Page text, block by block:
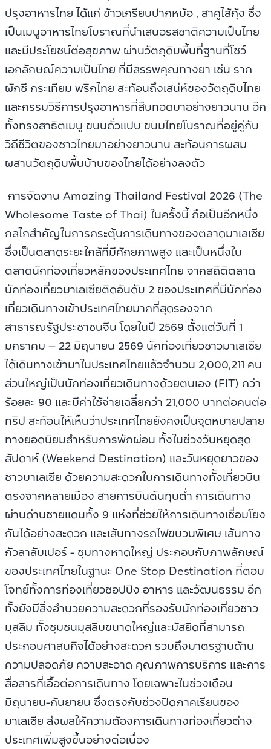
ปรุงอาหารไทย ได้แก่ ข้าวเกรียบปากหม้อ , สาคูไส้กุ้ง ซึ่ง
เป็นเมนูอาหารไทยโบราณที่นำเสนอรสชาติความเป็นไทย
และมีประโยชน์ต่อสุขภาพ ผ่านวัตถุดิบพื้นที่ฐานที่โชว์
เอกลักษณ์ความเป็นไทย ที่มีสรรพคุณทางยา เช่น ราก
ผักชี กระเทียม พริกไทย สะท้อนถึงเสน่ห์ของวัตถุดิบไทย
และกรรมวิธีการปรุงอาหารที่สืบทอดมาอย่างยาวนาน อีก
ทั้งทรงสาธิตเมนู ขนนถั่วแปบ ขนมไทยโบราณที่อยู่คู่กับ
วิถีชีวิตของชาวไทยมาอย่างยาวนาน สะท้อนการผสม
ผสานวัตถุดิบพื้นบ้านของไทยได้อย่างลงตัว
การจัดงาน Amazing Thailand Festival 2026 (The
Wholesome Taste of Thai) ในครั้งนี้ ถือเป็นอีกหนึ่ง
กลไกสำคัญในการกระตุ้นการเดินทางของตลาดมาเลเซีย
ซึ่งเป็นตลาดระยะใกล้ที่มีศักยภาพสูง และเป็นหนึ่งใน
ตลาดนักท่องเที่ยวหลักของประเทศไทย จากสถิติตลาด
นักท่องเที่ยวมาเลเซียติดอันดับ 2 ของประเทศที่มีนักท่อง
เที่ยวเดินทางเข้าประเทศไทยมากที่สุดรองจาก
สาธารณรัฐประชาชนจีน โดยในปี 2569 ตั้งแต่วันที่ 1
มกราคม – 22 มิถุนายน 2569 นักท่องเที่ยวชาวมาเลเซีย
ได้เดินทางเข้ามาในประเทศไทยแล้วจำนวน 2,000,211 คน
ส่วนใหญ่เป็นนักท่องเที่ยวเดินทางด้วยตนเอง (FIT) กว่า
ร้อยละ 90 และมีค่าใช้จ่ายเฉลี่ยกว่า 21,000 บาทต่อคนต่อ
ทริป สะท้อนให้เห็นว่าประเทศไทยยังคงเป็นจุดหมายปลาย
ทางยอดนิยมสำหรับการพักผ่อน ทั้งในช่วงวันหยุดสุด
สัปดาห์ (Weekend Destination) และวันหยุดยาวของ
ชาวมาเลเซีย ด้วยความสะดวกในการเดินทางทั้งเที่ยวบิน
ตรงจากหลายเมือง สายการบินต้นทุนต่ำ การเดินทาง
ผ่านด่านชายแดนทั้ง 9 แห่งที่ช่วยให้การเดินทางเชื่อมโยง
กันได้อย่างสะดวก และเส้นทางรถไฟขบวนพิเศษ เส้นทาง
กัวลาลัมเปอร์ - ชุมทางหาดใหญ่ ประกอบกับภาพลักษณ์
ของประเทศไทยในฐานะ One Stop Destination ที่ตอบ
โจทย์ทั้งการท่องเที่ยวชอปปิง อาหาร และวัฒนธรรม อีก
ทั้งยังมีสิ่งอำนวยความสะดวกที่รองรับนักท่องเที่ยวชาว
มุสลิม ทั้งชุมชนมุสลิมขนาดใหญ่และมัสยิดที่สามารถ
ประกอบศาสนกิจได้อย่างสะดวก รวมถึงมาตรฐานด้าน
ความปลอดภัย ความสะอาด คุณภาพการบริการ และการ
สื่อสารที่เอื้อต่อการเดินทาง โดยเฉพาะในช่วงเดือน
มิถุนายน-กันยายน ซึ่งตรงกับช่วงปิดภาคเรียนของ
มาเลเซีย ส่งผลให้ความต้องการเดินทางท่องเที่ยวต่าง
ประเทศเพิ่มสูงขึ้นอย่างต่อเนื่อง